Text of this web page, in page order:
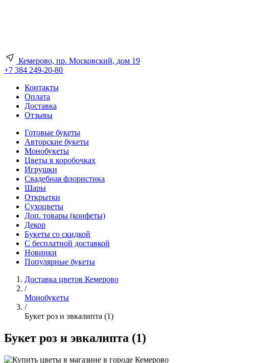
Кемерово, пр. Московский, дом 19
+7 384 249-20-80
Контакты
Оплата
Доставка
Отзывы
Готовые букеты
Авторские букеты
Монобукеты
Цветы в коробочках
Игрушки
Свадебная флористика
Шары
Открытки
Сухоцветы
Доп. товары (конфеты)
Декор
Букеты со скидкой
С бесплатной доставкой
Новинки
Популярные букеты
Доставка цветов Кемерово
/
Монобукеты
/
Букет роз и эвкалипта (1)
Букет роз и эвкалипта (1)